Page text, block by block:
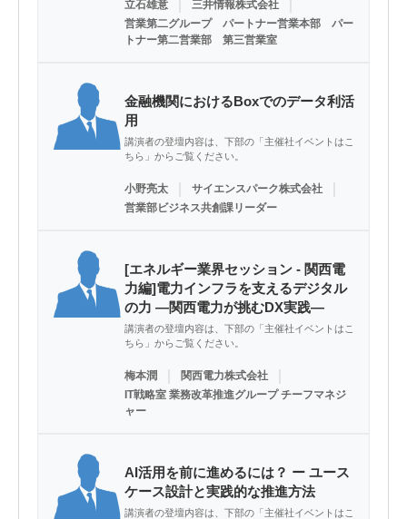
立石雄意 三井情報株式会社
営業第二グループ パートナー営業本部 パー
トナー第二営業部 第三営業室
金融機関におけるBoxでのデータ利活
用
講演者の登壇内容は、下部の「主催社イベントはこ
ちら」からご覧ください。
小野亮太 サイエンスパーク株式会社
営業部ビジネス共創課リーダー
[エネルギー業界セッション - 関西電
力編]電力インフラを支えるデジタル
の力 ―関西電力が挑むDX実践―
講演者の登壇内容は、下部の「主催社イベントはこ
ちら」からご覧ください。
梅本潤 関西電力株式会社
IT戦略室 業務改革推進グループ チーフマネジ
ャー
AI活用を前に進めるには？ ー ユース
ケース設計と実践的な推進方法
講演者の登壇内容は、下部の「主催社イベントはこ